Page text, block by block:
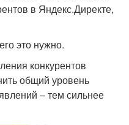
в Яндекс.Директе,
это нужно.
конкурентов
общий уровень
– тем сильнее